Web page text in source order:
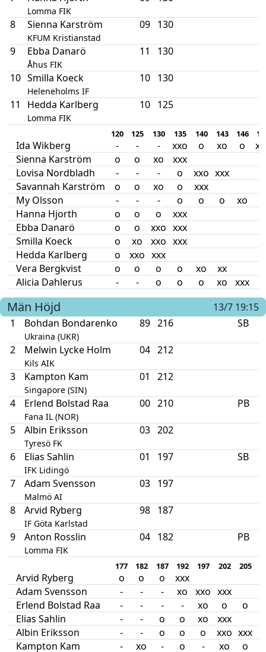
Lomma FIK
8 Sienna Karström
KFUM Kristianstad
09 130
9 Ebba Danarö
Åhus FIK
11 130
10 Smilla Koeck
Heleneholms IF
10 130
11 Hedda Karlberg
Lomma FIK
10 125
120 125 130 135 140 143 146
Ida Wikberg - - - xxo o xo o
Sienna Karström
o o xo
xxx
Lovisa Nordbladh
- - - o xxo xxx
Savannah Karström
o o xo o
xxx
My Olsson
- - - o o o xo
Hanna Hjorth
o o o
xxx
Ebba Danarö
o o xxo xxx
Smilla Koeck
o xo xxo xxx
Hedda Karlberg
o xxo xxx
Vera Bergkvist
o o o o xo
xx
Alicia Dahlerus
- - o o o xo xxx
Män Höjd
13/7 19:15
1
Bohdan Bondarenko
Ukraina (UKR)
89 216 SB
2 Melwin Lycke Holm
Kils AIK
04 212
3 Kampton Kam
Singapore (SIN)
01 212
4 Erlend Bolstad Raa
Fana IL (NOR)
00 210 PB
5 Albin Eriksson
Tyresö FK
03 202
6 Elias Sahlin
IFK Lidingö
01 197 SB
7 Adam Svensson
Malmö AI
03 197
8 Arvid Ryberg
IF Göta Karlstad
98 187
9 Anton Rosslin
Lomma FIK
04 182 PB
177 182 187 192 197 202 205
Arvid Ryberg o o o
xxx
Adam Svensson
- - - xo xxo xxx
Erlend Bolstad Raa
- - - - xo o o
Elias Sahlin
- - o o xo
xxx
Albin Eriksson
- - o o o xxo xxx
Kampton Kam
- xo - o - xo o